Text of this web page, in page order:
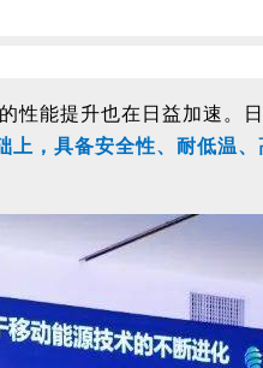
性能提升也在日益加速。
，具备安全性、耐低温